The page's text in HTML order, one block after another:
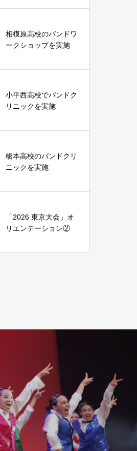
相模原高校のバンドワ
ークショップを実施
小平西高校でバンドク
リニックを実施
橋本高校のバンドクリ
ニックを実施
「2026 東京大会」オ
リエンテーション②